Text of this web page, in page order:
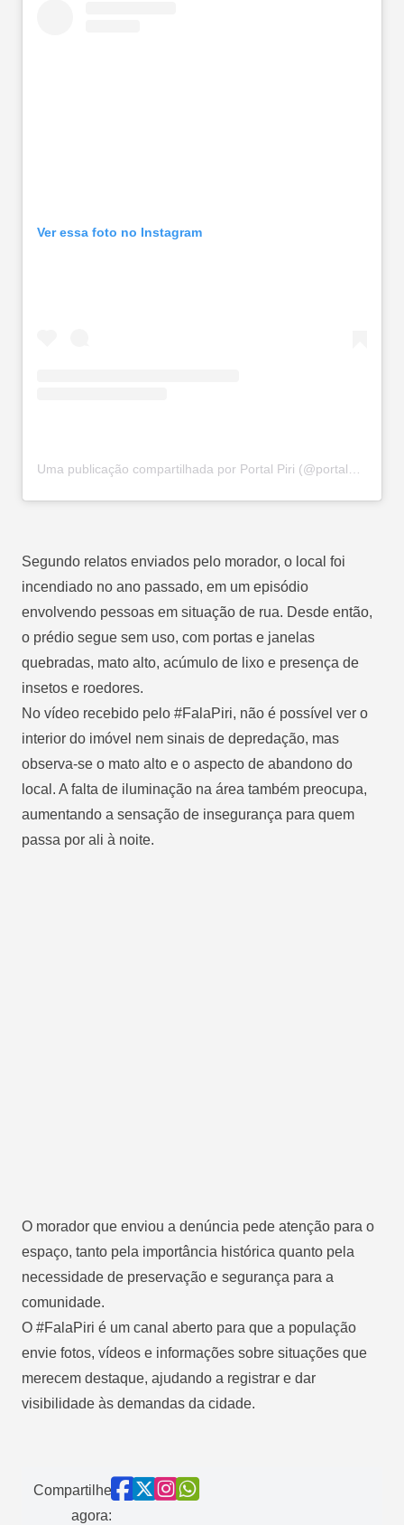
Ver essa foto no Instagram
Segundo relatos enviados pelo morador, o local foi
incendiado no ano passado, em um episódio
envolvendo pessoas em situação de rua. Desde então,
o prédio segue sem uso, com portas e janelas
quebradas, mato alto, acúmulo de lixo e presença de
insetos e roedores.
No vídeo recebido pelo #FalaPiri, não é possível ver o
interior do imóvel nem sinais de depredação, mas
observa-se o mato alto e o aspecto de abandono do
local. A falta de iluminação na área também preocupa,
aumentando a sensação de insegurança para quem
passa por ali à noite.
O morador que enviou a denúncia pede atenção para o
espaço, tanto pela importância histórica quanto pela
necessidade de preservação e segurança para a
comunidade.
O #FalaPiri é um canal aberto para que a população
envie fotos, vídeos e informações sobre situações que
merecem destaque, ajudando a registrar e dar
visibilidade às demandas da cidade.
Compartilhe
agora: